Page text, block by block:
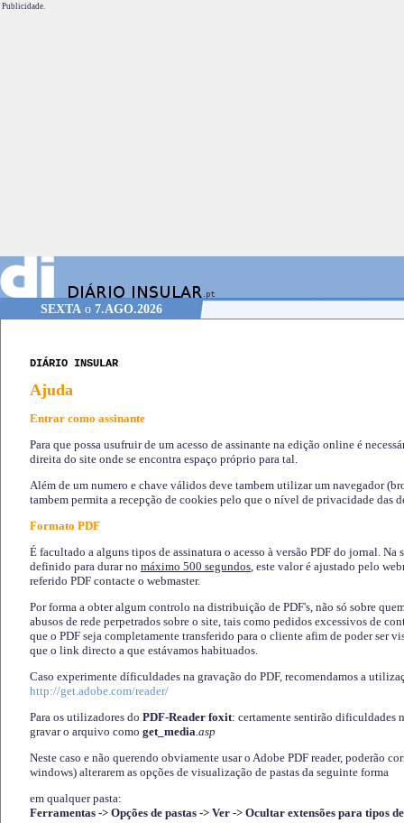
Publicidade.
SEXTA o 7.AGO.2026
DIÁRIO INSULAR
Ajuda
Entrar como assinante
Para que possa usufruir de um acesso de assinante na edição online é
direita do site onde se encontra espaço próprio para tal.
Além de um numero e chave válidos deve tambem utilizar um navegador
tambem permita a recepção de cookies pelo que o nível de privacidade das
Formato PDF
É facultado a alguns tipos de assinatura o acesso à versão PDF do jornal. Na
definido para durar no máximo 500 segundos, este valor é ajustado pelo
referido PDF contacte o webmaster.
Por forma a obter algum controlo na distribuição de PDF's, não só sobre
abusos de rede perpetrados sobre o site, tais como pedidos excessivos de
que o PDF seja completamente transferido para o cliente afim de poder ser
que o link directo a que estávamos habituados.
Caso experimente díficuldades na gravação do PDF, recomendamos a
http://get.adobe.com/reader/
Para os utilizadores do PDF-Reader foxit: certamente sentirão dificuldades
gravar o arquivo como get_media.asp
Neste caso e não querendo obviamente usar o Adobe PDF reader, poderão
windows) alterarem as opções de visualização de pastas da seguinte forma
em qualquer pasta:
Ferramentas -> Opções de pastas -> Ver -> Ocultar extensões para tipos